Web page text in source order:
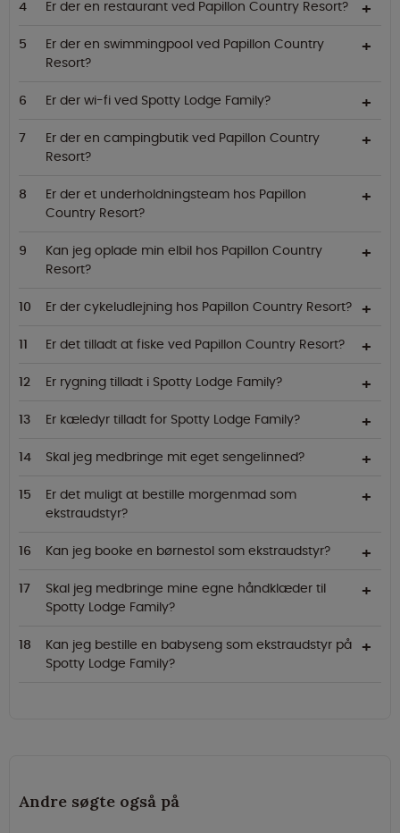
Er der en restaurant ved Papillon Country Resort?
Er der en swimmingpool ved Papillon Country
Resort?
Er der wi-fi ved Spotty Lodge Family?
Er der en campingbutik ved Papillon Country
Resort?
Er der et underholdningsteam hos Papillon
Country Resort?
Kan jeg oplade min elbil hos Papillon Country
Resort?
Er der cykeludlejning hos Papillon Country Resort?
Er det tilladt at fiske ved Papillon Country Resort?
Er rygning tilladt i Spotty Lodge Family?
Er kæledyr tilladt for Spotty Lodge Family?
Skal jeg medbringe mit eget sengelinned?
Er det muligt at bestille morgenmad som
ekstraudstyr?
Kan jeg booke en børnestol som ekstraudstyr?
Skal jeg medbringe mine egne håndklæder til
Spotty Lodge Family?
Kan jeg bestille en babyseng som ekstraudstyr på
Spotty Lodge Family?
Andre søgte også på